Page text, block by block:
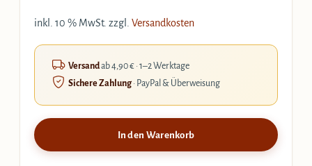
inkl. 10 % MwSt. zzgl. Versandkosten
Versandab 4,90 € · 1–2 Werktage
Sichere Zahlung· PayPal & Überweisung
In den Warenkorb